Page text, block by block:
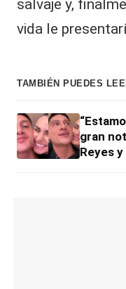
salvaje y,
vida le
TAMBIÉN PUEDES
gran
Reyes y